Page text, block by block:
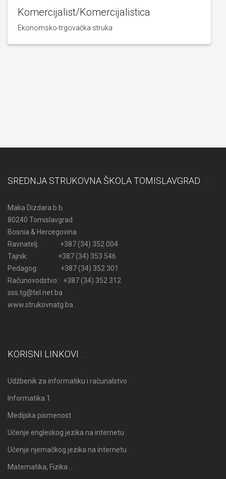
Komercijalist/Komercijalistica
Ekonomsko-trgovačka struka
SREDNJA STRUKOVNA ŠKOLA TOMISLAVGRAD
Maka Dizdara b.b.
80240 Tomislavgrad
Bosnia & Hercegovina
Ravnatelj: +387 (34) 352 004
Tajnik: +387 (34) 353 546
Pedagog: +387 (34) 352 301
Računovodstvo: +387 (34) 352 312
sss.tg@tel.net.ba
www.strukovnatg.ba .
KORISNI LINKOVI
Udžbenik za informatiku i računalstvo
Informatika 1
Medijska pismenost
Učenje engleskog jezika na internetu
Učenje njemačkog jezika na internetu
Matematika, Fizika …